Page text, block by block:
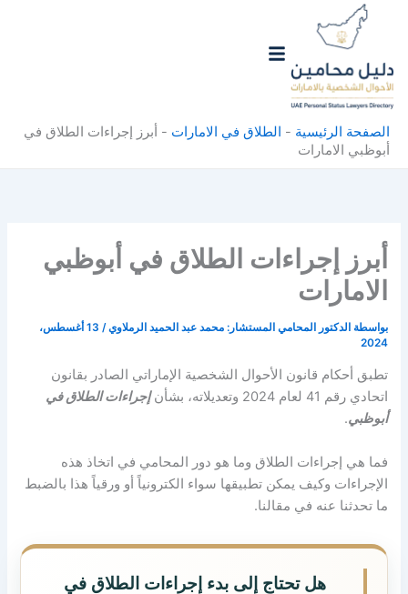
الصفحة الرئيسية - الطلاق في الامارات - أبرز إجراءات الطلاق في
أبوظبي الامارات
أبرز إجراءات الطلاق في أبوظبي
الامارات
بواسطة الدكتور المحامي المستشار: محمد عبد الحميد الرملاوي/
13 أغسطس،
2024
تطبق أحكام قانون الأحوال الشخصية الإماراتي الصادر بقانون
اتحادي رقم 41 لعام 2024 وتعديلاته، بشأن
إجراءات الطلاق في
أبوظبي.
فما هي إجراءات الطلاق وما هو دور المحامي في اتخاذ هذه
الإجراءات وكيف يمكن تطبيقها سواء الكترونياً أو ورقياً هذا بالضبط
ما تحدثنا عنه في مقالنا.
هل تحتاج إلى بدء إجراءات الطلاق في